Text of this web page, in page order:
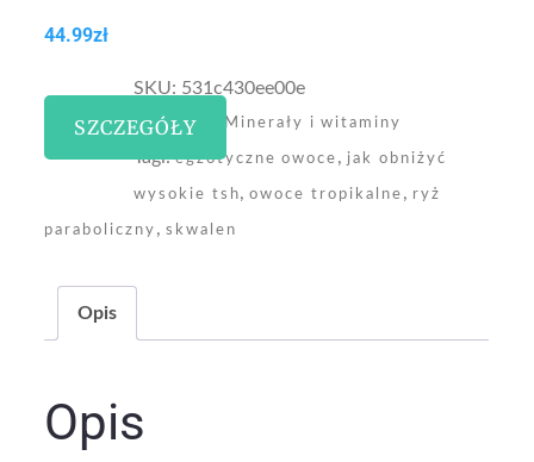
44.99zł
SZCZEGÓŁY
SKU: 531c430ee00e
Kategoria:
Minerały i witaminy
Tagi:egzotyczne owoce , jak obniżyć
wysokie tsh,owoce tropikalne , ryż
paraboliczny , skwalen
Opis
Opis